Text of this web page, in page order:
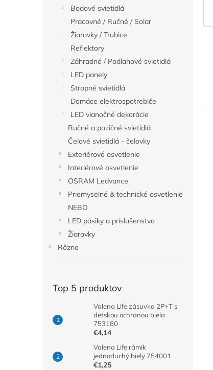
Bodové svietidlá
Pracovné / Ručné / Solar
Žiarovky / Trubice
Reflektory
Záhradné / Podlahové svietidlá
LED panely
Stropné svietidlá
Domáce elektrospotrebiče
LED vianočné dekorácie
Ručné a pozičné svietidlá
Čelové svietidlá - čelovky
Exteriérové osvetlenie
Interiérové osvetlenie
OSRAM Ledvance
Priemyselné & technické osvetlenie
NEBO
LED pásiky a príslušenstvo
Žiarovky
Rôzne
Top 5 produktov
Valena Life zásuvka 2P+T s
detskou ochranou biela
753180
€4,14
Valena Life rámik
jednoduchý biely 754001
€1,25